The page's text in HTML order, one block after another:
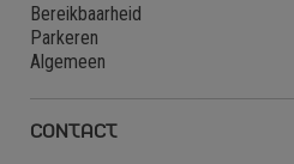
Bereikbaarheid
Parkeren
Algemeen
CONTACT